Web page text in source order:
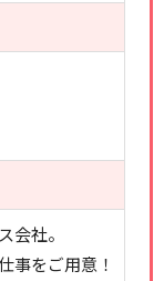
会社。
事をご用意！